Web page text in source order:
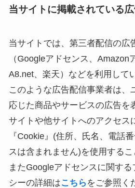
当サイトに掲載されている
当サイトでは、第三者配信の広
（Googleアドセンス、Amazon
A8.net、楽天）などを利用して
このような広告配信事業者は、
応じた商品やサービスの広告を
サイトや他サイトへのアクセス
『Cookie』(住所、氏名、電話
スは含まれません)を使用するこ
またGoogleアドセンスに関する
シーの詳細はこちら をご参照く